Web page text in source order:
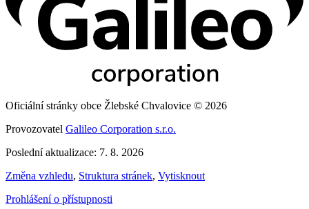
Oficiální stránky obce Žlebské Chvalovice © 2026
Provozovatel Galileo Corporation s.r.o.
Poslední aktualizace: 7. 8. 2026
Změna vzhledu, Struktura stránek, Vytisknout
Prohlášení o přístupnosti